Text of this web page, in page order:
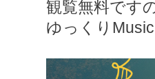
観覧無料です
ゆっくり